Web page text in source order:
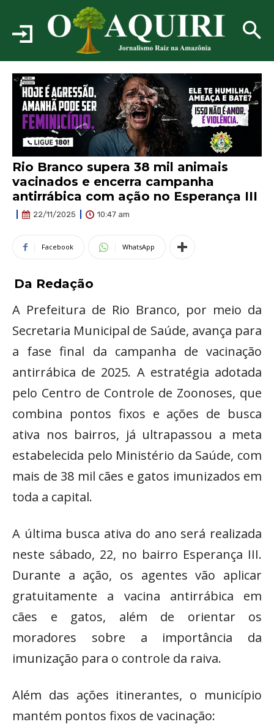
Rio Branco supera 38 mil animais
vacinados e encerra campanha
antirrábica com ação no Esperança III
22/11/2025 10:47 am
Facebook WhatsApp
Da Redação
A Prefeitura de Rio Branco, por meio da
Secretaria Municipal de Saúde, avança para
a fase final da campanha de vacinação
antirrábica de 2025. A estratégia adotada
pelo Centro de Controle de Zoonoses, que
combina pontos fixos e ações de busca
ativa nos bairros, já ultrapassou a meta
estabelecida pelo Ministério da Saúde, com
mais de 38 mil cães e gatos imunizados em
toda a capital.
A última busca ativa do ano será realizada
neste sábado, 22, no bairro Esperança III.
Durante a ação, os agentes vão aplicar
gratuitamente a vacina antirrábica em
cães e gatos, além de orientar os
moradores sobre a importância da
imunização para o controle da raiva.
Além das ações itinerantes, o município
mantém pontos fixos de vacinação: